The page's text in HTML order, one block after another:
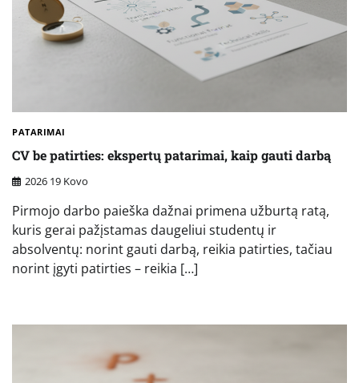
PATARIMAI
CV be patirties: ekspertų patarimai, kaip gauti darbą
2026 19 Kovo
Pirmojo darbo paieška dažnai primena užburtą ratą,
kuris gerai pažįstamas daugeliui studentų ir
absolventų: norint gauti darbą, reikia patirties, tačiau
norint įgyti patirties – reikia […]